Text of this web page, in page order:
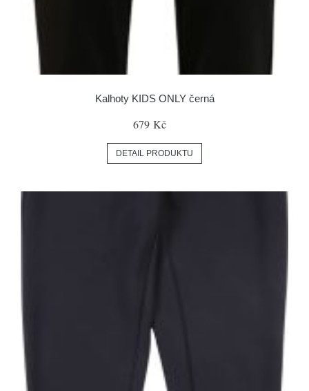
Kalhoty KIDS ONLY černá
679 Kč
DETAIL PRODUKTU